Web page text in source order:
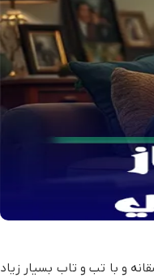
و با تب و تاب بسیار زیاد